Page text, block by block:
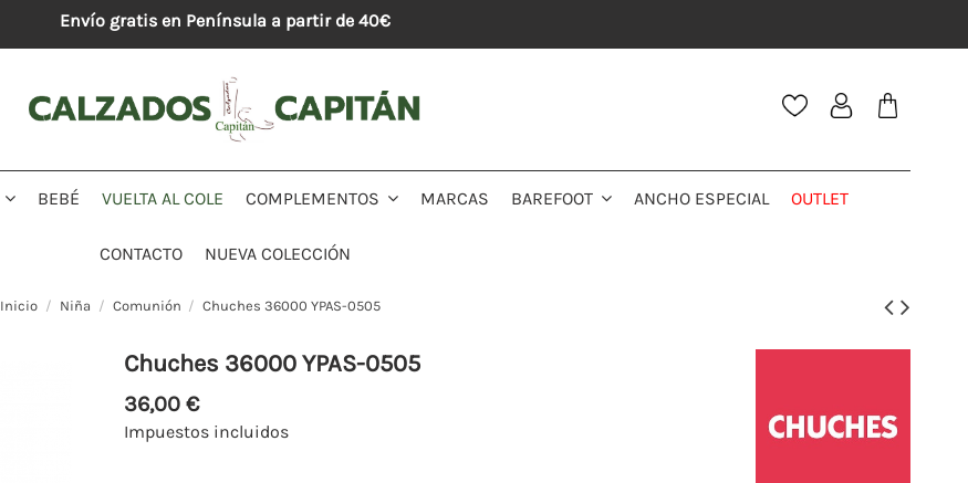
Envío gratis en Península a partir de 40€
BEBÉ VUELTA AL COLE COMPLEMENTOS MARCAS BAREFOOT ANCHO ESPECIAL OUTLET
CONTACTO NUEVA COLECCIÓN
Inicio Niña Comunión Chuches 36000 YPAS-0505
Chuches 36000 YPAS-0505
36,00 €
Impuestos incluidos